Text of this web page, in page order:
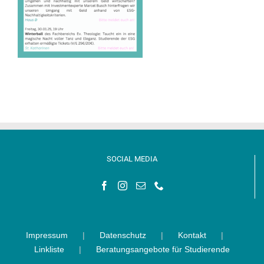
SOCIAL MEDIA
Impressum Datenschutz
Kontakt
Linkliste
Beratungsangebote für Studierende